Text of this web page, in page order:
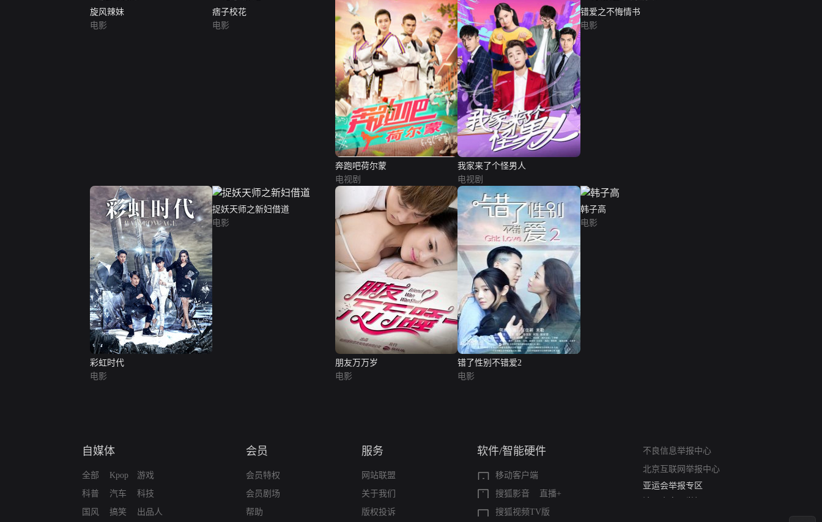
旋风辣妹
电影
痞子校花
电影
奔跑吧荷尔蒙
电视剧
我家来了个怪男人
电视剧
错爱之不悔情书
电影
彩虹时代
电影
捉妖天师之新妇借道
电影
朋友万万岁
电影
错了性别不错爱2
电影
韩子高
电影
自媒体
全部
科普
国风
Kpop
汽车
搞笑
游戏
科技
出品人
会员
会员特权
会员剧场
帮助
服务
网站联盟
关于我们
版权投诉
软件/智能硬件
移动客户端
搜狐影音
直播+
搜狐视频TV版
不良信息举报中心
北京互联网举报中心
亚运会举报专区
涉历史虚无举报